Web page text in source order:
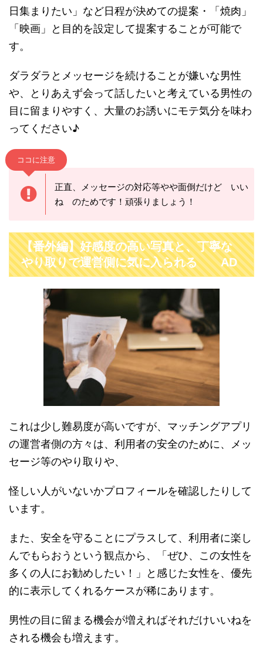
日集まりたい」など日程が決めての提案・「焼肉」
「映画」と目的を設定して提案することが可能で
す。
ダラダラとメッセージを続けることが嫌いな男性
や、とりあえず会って話したいと考えている男性の
目に留まりやすく、大量のお誘いにモテ気分を味わ
ってください♪
ココに注意
正直、メッセージの対応等やや面倒だけど いい
ね のためです！頑張りましょう！
【番外編】好感度の高い写真と、丁寧な
やり取りで運営側に気に入られる AD
これは少し難易度が高いですが、マッチングアプリ
の運営者側の方々は、利用者の安全のために、メッ
セージ等のやり取りや、
怪しい人がいないかプロフィールを確認したりして
います。
また、安全を守ることにプラスして、利用者に楽し
んでもらおうという観点から、「ぜひ、この女性を
多くの人にお勧めしたい！」と感じた女性を、優先
的に表示してくれるケースが稀にあります。
男性の目に留まる機会が増えればそれだけいいねを
される機会も増えます。